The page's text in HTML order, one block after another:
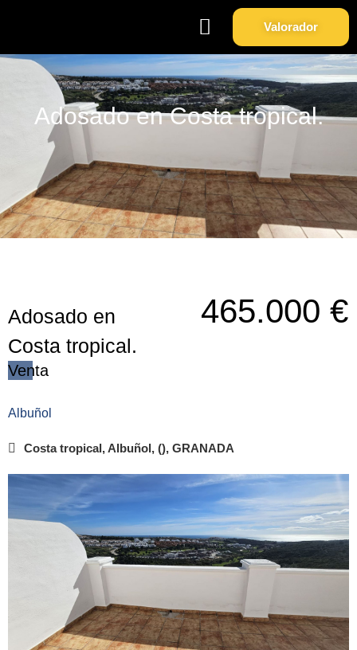
Valorador
Adosado en Costa tropical.
Adosado en
Costa tropical.
465.000 €
Venta
Albuñol
Costa tropical, Albuñol, (), GRANADA